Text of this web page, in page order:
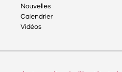
Nouvelles
Calendrier
Vidéos